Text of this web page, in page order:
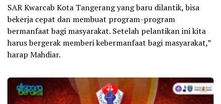
SAR Kwarcab Kota Tangerang yang baru dilantik, bisa
bekerja cepat dan membuat program-program
bermanfaat bagi masyarakat. Setelah pelantikan ini kita
harus bergerak memberi kebermanfaat bagi masyarakat,”
harap Mahdiar.